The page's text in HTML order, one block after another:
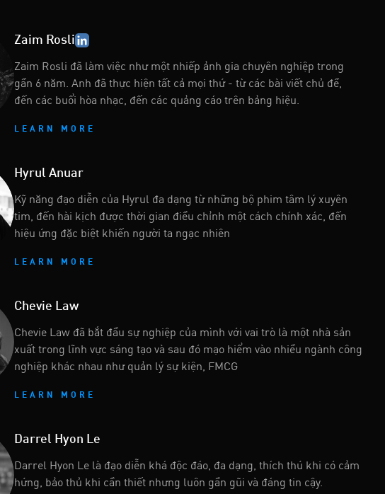
Zaim Rosli
Zaim Rosli đã làm việc như một nhiếp ảnh gia chuyên nghiệp trong
gần 6 năm. Anh đã thực hiện tất cả mọi thứ - từ các bài viết chủ đề,
đến các buổi hòa nhạc, đến các quảng cáo trên bảng hiệu.
LEARN MORE
Hyrul Anuar
Kỹ năng đạo diễn của Hyrul đa dạng từ những bộ phim tâm lý xuyên
tim, đến hài kịch được thời gian điều chỉnh một cách chính xác, đến
hiệu ứng đặc biệt khiến người ta ngạc nhiên
LEARN MORE
Chevie Law
Chevie Law đã bắt đầu sự nghiệp của mình với vai trò là một nhà sản
xuất trong lĩnh vực sáng tạo và sau đó mạo hiểm vào nhiều ngành công
nghiệp khác nhau như quản lý sự kiện, FMCG
LEARN MORE
Darrel Hyon Le
Darrel Hyon Le là đạo diễn khá độc đáo, đa dạng, thích thú khi có cảm
hứng, bảo thủ khi cần thiết nhưng luôn gần gũi và đáng tin cậy.